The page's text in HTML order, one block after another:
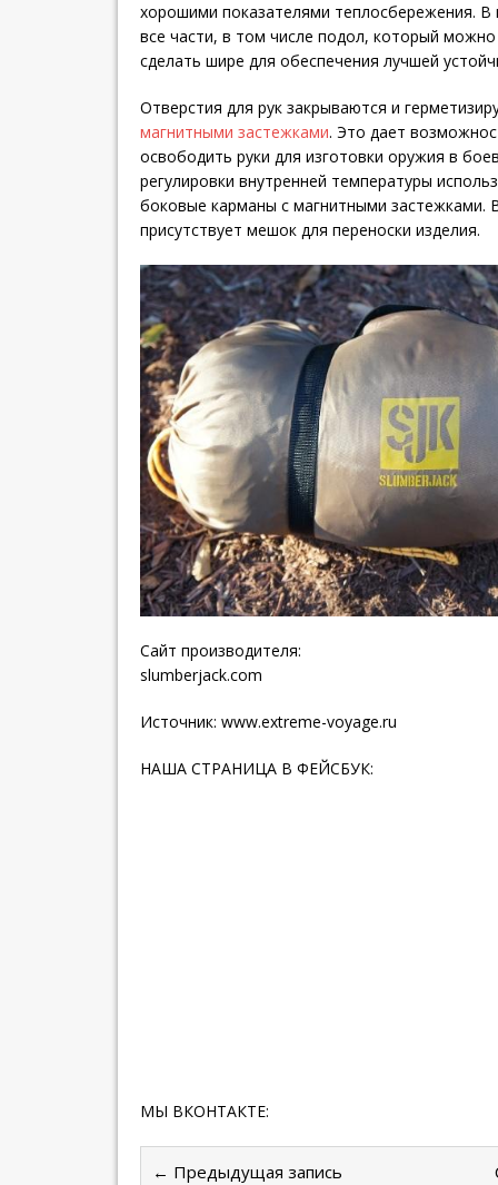
хорошими показателями теплосбережения. В
все части, в том числе подол, который
сделать шире для обеспечения лучшей
Отверстия для рук закрываются и
магнитными застежками. Это дает
освободить руки для изготовки оружия в
регулировки внутренней температуры
боковые карманы с магнитными застежками.
присутствует мешок для переноски изделия.
Сайт производителя:
slumberjack.com
Источник: www.extreme-voyage.ru
НАША СТРАНИЦА В ФЕЙСБУК:
МЫ ВКОНТАКТЕ:
← Предыдущая запись